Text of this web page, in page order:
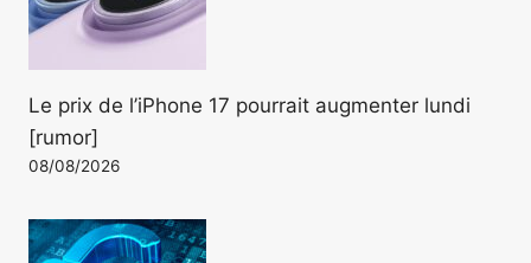
Le prix de l’iPhone 17 pourrait augmenter lundi
[rumor]
08/08/2026